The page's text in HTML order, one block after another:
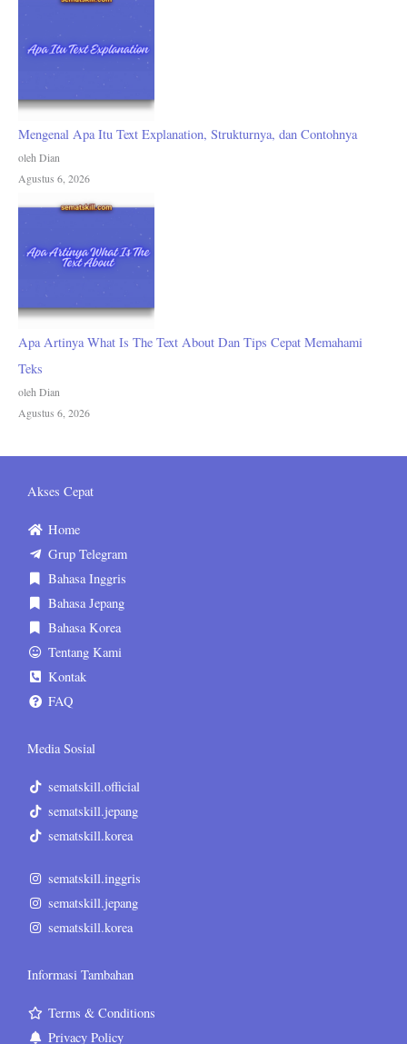
Mengenal Apa Itu Text Explanation, Strukturnya, dan Contohnya
oleh Dian
Agustus 6, 2026
Apa Artinya What Is The Text About Dan Tips Cepat Memahami
Teks
oleh Dian
Agustus 6, 2026
Akses Cepat
Home
Grup Telegram
Bahasa Inggris
Bahasa Jepang
Bahasa Korea
Tentang Kami
Kontak
FAQ
Media Sosial
sematskill.official
sematskill.jepang
sematskill.korea
sematskill.inggris
sematskill.jepang
sematskill.korea
Informasi Tambahan
Terms & Conditions
Privacy Policy